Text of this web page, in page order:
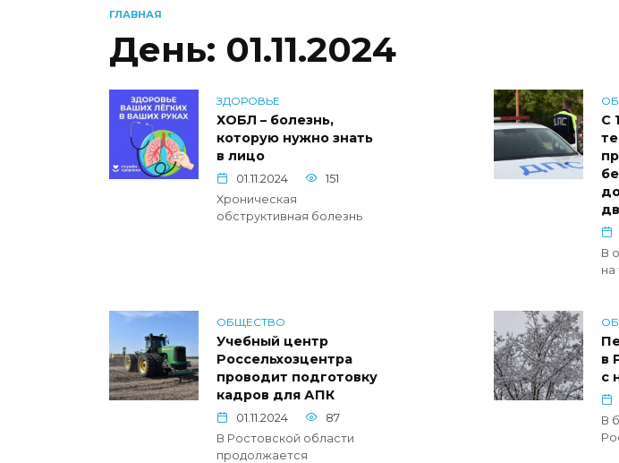
ГЛАВНАЯ
День: 01.11.2024
ЗДОРОВЬЕ
ХОБЛ – болезнь,
которую нужно знать
в лицо
01.11.2024
151
Хроническая
обструктивная болезнь
С
В
на
ОБЩЕСТВО
Учебный центр
Россельхозцентра
проводит подготовку
кадров для АПК
01.11.2024
87
В Ростовской области
продолжается
в
с
В